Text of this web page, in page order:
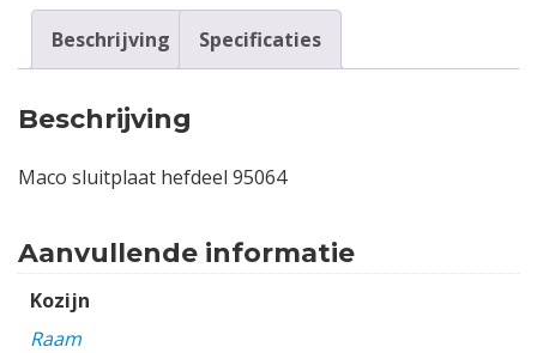
Beschrijving Specificaties
Beschrijving
Maco sluitplaat hefdeel 95064
Aanvullende informatie
Kozijn
Raam